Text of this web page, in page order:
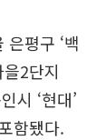
은평구 ‘백
2단지
시 ‘현대’
함됐다.